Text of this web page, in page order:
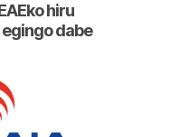
hiru
dabe